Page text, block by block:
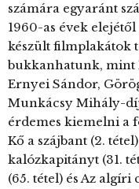
számára egyaránt
1960-as évek elejétől
készült filmplakátok
bukkanhatunk, mint
Ernyei Sándor,
Munkácsy Mihály-
érdemes kiemelni a
Kő a szájbant (2.
kalózkapitányt (31.
(65. tétel) és Az algíri